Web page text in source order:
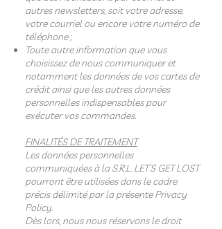
autres newsletters, soit votre adresse,
votre courriel ou encore votre numéro de
téléphone ;
Toute autre information que vous
choisissez de nous communiquer et
notamment les données de vos cartes de
crédit ainsi que les autres données
personnelles indispensables pour
exécuter vos commandes.
FINALITÉS DE TRAITEMENT
Les données personnelles
communiquées à la S.R.L. LET’S GET LOST
pourront être utilisées dans le cadre
précis délimité par la présente Privacy
Policy.
Dès lors, nous nous réservons le droit